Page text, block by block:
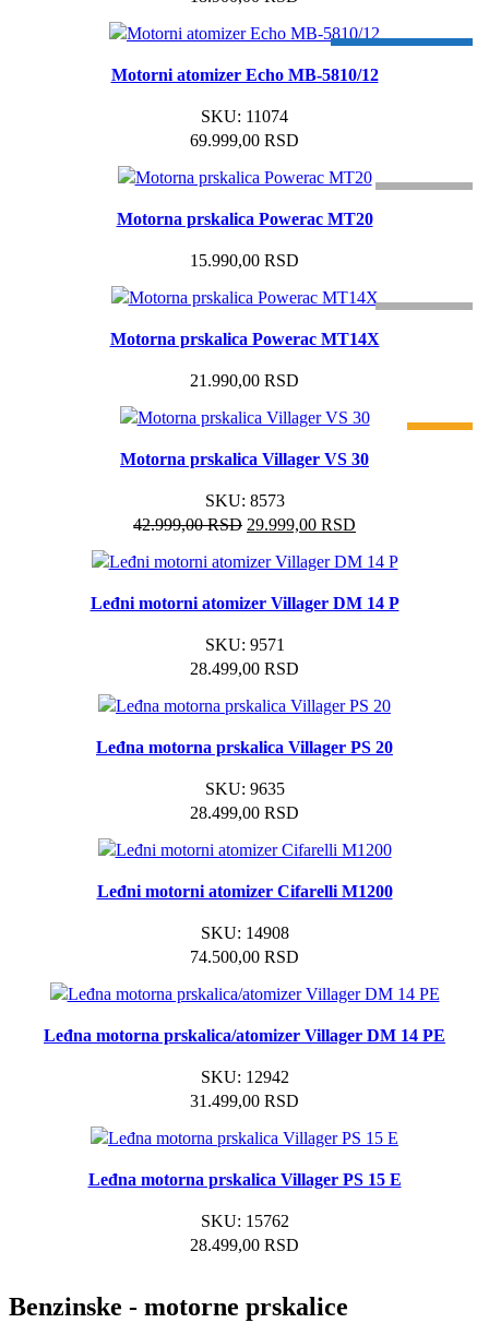
5 GODINA GARANCIJA
Motorni atomizer Echo MB-5810/12
SKU: 11074
69.999,00 RSD
RASPRODATO
Motorna prskalica Powerac MT20
15.990,00 RSD
RASPRODATO
Motorna prskalica Powerac MT14X
21.990,00 RSD
-30%
Motorna prskalica Villager VS 30
SKU: 8573
42.999,00RSD Originalna
je
bila:
29.999,00 RSD
je:
29.999,00 RSD.
Leđni motorni atomizer Villager DM 14 P
SKU: 9571
28.499,00 RSD
Leđna motorna prskalica Villager PS 20
SKU: 9635
28.499,00 RSD
Leđni motorni atomizer Cifarelli M1200
SKU: 14908
74.500,00 RSD
Leđna motorna prskalica/atomizer Villager DM 14 PE
SKU: 12942
31.499,00 RSD
Leđna motorna prskalica Villager PS 15 E
SKU: 15762
28.499,00 RSD
Benzinske - motorne prskalice